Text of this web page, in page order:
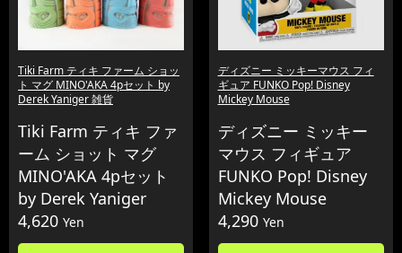
Tiki Farm ティキ ファーム ショッ
ト マグ MINO'AKA 4pセット by
Derek Yaniger 雑貨
Tiki Farm ティキ ファ
ーム ショット マグ
MINO'AKA 4pセット
by Derek Yaniger
4,620 Yen
ディズニー ミッキーマウス フィ
ギュア FUNKO Pop! Disney
Mickey Mouse
ディズニー ミッキー
マウス フィギュア
FUNKO Pop! Disney
Mickey Mouse
4,290 Yen